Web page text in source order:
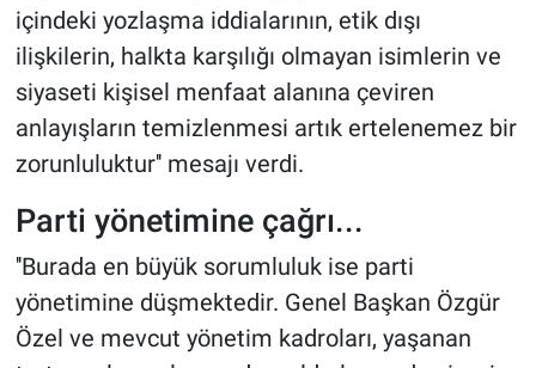
içindeki yozlaşma iddialarının, etik dışı
ilişkilerin, halkta karşılığı olmayan isimlerin ve
siyaseti kişisel menfaat alanına çeviren
anlayışların temizlenmesi artık ertelenemez bir
zorunluluktur'' mesajı verdi.
Parti yönetimine çağrı...
''Burada en büyük sorumluluk ise parti
yönetimine düşmektedir. Genel Başkan Özgür
Özel ve mevcut yönetim kadroları, yaşanan